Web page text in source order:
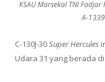
KSAU Marsekal TNI
A-
C-130J-30Super Hercules
Udara 31 yang berada